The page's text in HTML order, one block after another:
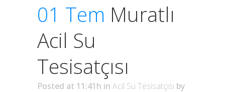
01 Tem Muratlı
Acil Su
Tesisatçısı
Posted at 11:41h in Acil Su Tesisatçısı by